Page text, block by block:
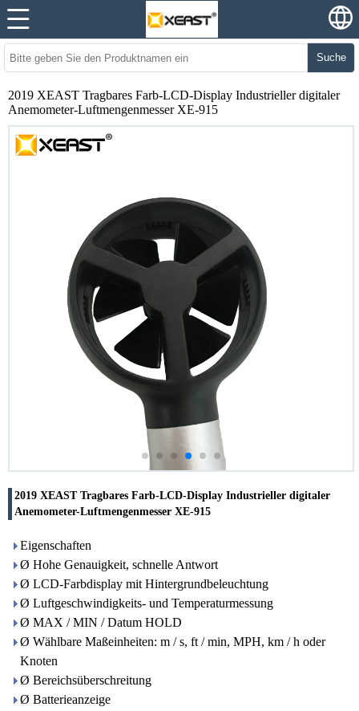
Suche
2019 XEAST Tragbares Farb-LCD-Display Industrieller digitaler
Anemometer-Luftmengenmesser XE-915
2019 XEAST Tragbares Farb-LCD-Display Industrieller digitaler
Anemometer-Luftmengenmesser XE-915
Eigenschaften
Ø Hohe Genauigkeit, schnelle Antwort
Ø LCD-Farbdisplay mit Hintergrundbeleuchtung
Ø Luftgeschwindigkeits- und Temperaturmessung
Ø MAX / MIN / Datum HOLD
Ø Wählbare Maßeinheiten: m / s, ft / min, MPH, km / h oder
Knoten
Ø Bereichsüberschreitung
Ø Batterieanzeige